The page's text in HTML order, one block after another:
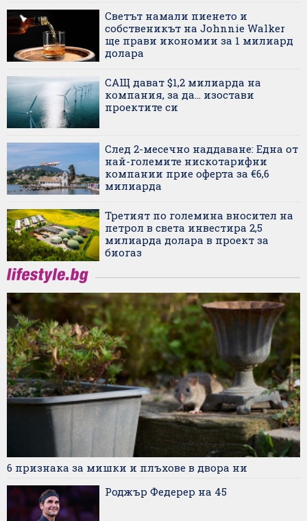
Светът намали пиенето и
собственикът на Johnnie Walker
ще прави икономии за 1 милиард
долара
САЩ дават $1,2 милиарда на
компания, за да... изостави
проектите си
След 2-месечно наддаване: Една от
най-големите нискотарифни
компании прие оферта за €6,6
милиарда
Третият по големина вносител на
петрол в света инвестира 2,5
милиарда долара в проект за
биогаз
6 признака за мишки и плъхове в двора ни
Роджър Федерер на 45